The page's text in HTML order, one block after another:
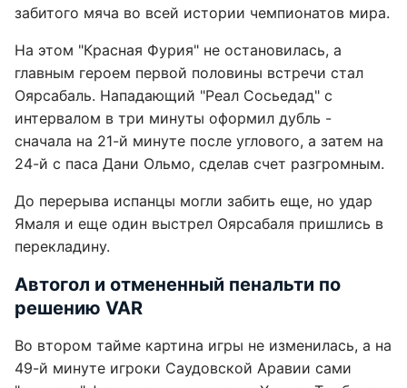
забитого мяча во всей истории чемпионатов мира.
На этом "Красная Фурия" не остановилась, а
главным героем первой половины встречи стал
Оярсабаль. Нападающий "Реал Сосьедад" с
интервалом в три минуты оформил дубль -
сначала на 21-й минуте после углового, а затем на
24-й с паса Дани Ольмо, сделав счет разгромным.
До перерыва испанцы могли забить еще, но удар
Ямаля и еще один выстрел Оярсабаля пришлись в
перекладину.
Автогол и отмененный пенальти по
решению VAR
Во втором тайме картина игры не изменилась, а на
49-й минуте игроки Саудовской Аравии сами